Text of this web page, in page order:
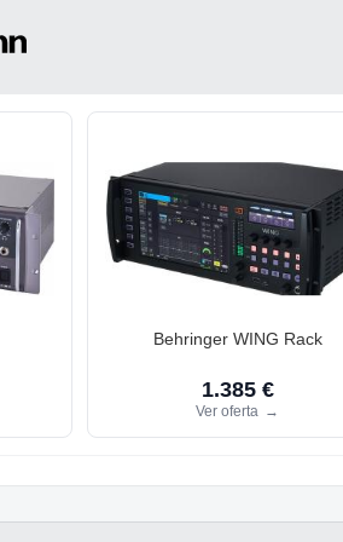
Behringer WING Rack
1.385 €
Ver oferta →